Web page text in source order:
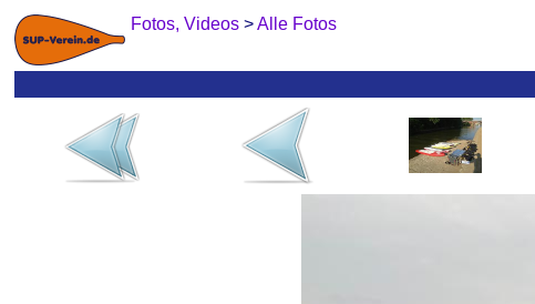
Fotos, Videos >Alle Fotos